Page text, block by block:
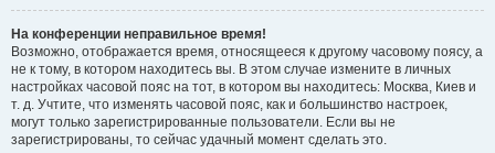
На конференции неправильное время!
Возможно, отображается время, относящееся к другому часовому поясу, а
не к тому, в котором находитесь вы. В этом случае измените в личных
настройках часовой пояс на тот, в котором вы находитесь: Москва, Киев и
т. д. Учтите, что изменять часовой пояс, как и большинство настроек,
могут только зарегистрированные пользователи. Если вы не
зарегистрированы, то сейчас удачный момент сделать это.